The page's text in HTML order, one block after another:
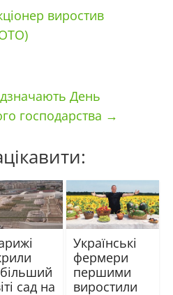
виростив
День
господарства →
сад на
Українські
фермери
першими
виростили